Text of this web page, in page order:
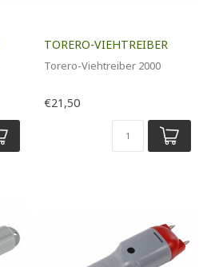
TORERO-VIEHTREIBER
Torero-Viehtreiber 2000
€21,50